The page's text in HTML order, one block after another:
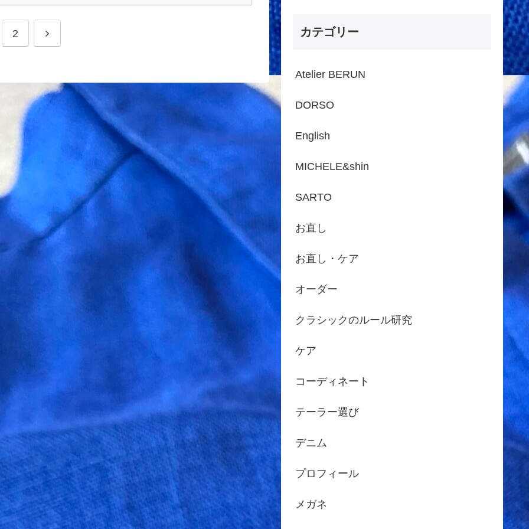
2 次 カテゴリー
Atelier BERUN
DORSO
English
MICHELE&shin
SARTO
お直し
お直し・ケア
オーダー
クラシックのルール研究
ケア
コーディネート
テーラー選び
デニム
プロフィール
メガネ